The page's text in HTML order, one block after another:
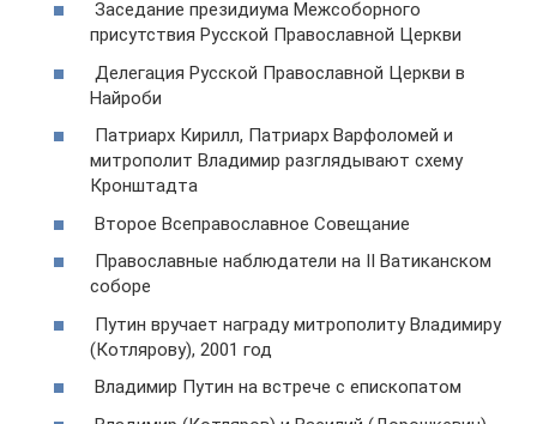
Заседание президиума Межсоборного
присутствия Русской Православной Церкви
Делегация Русской Православной Церкви в
Найроби
Патриарх Кирилл, Патриарх Варфоломей и
митрополит Владимир разглядывают схему
Кронштадта
Второе Всеправославное Совещание
Православные наблюдатели на II Ватиканском
соборе
Путин вручает награду митрополиту Владимиру
(Котлярову), 2001 год
Владимир Путин на встрече с епископатом